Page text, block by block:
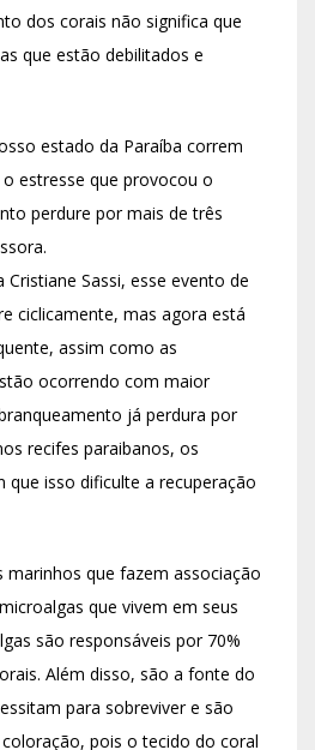
dos corais não significa que
que estão debilitados e
estado da Paraíba correm
estresse que provocou o
perdure por mais de três
Sassi, esse evento de
ciclicamente, mas agora está
assim como as
ocorrendo com maior
já perdura por
recifes paraibanos, os
que isso dificulte a recuperação
marinhos que fazem associação
que vivem em seus
são responsáveis por 70%
Além disso, são a fonte do
para sobreviver e são
pois o tecido do coral